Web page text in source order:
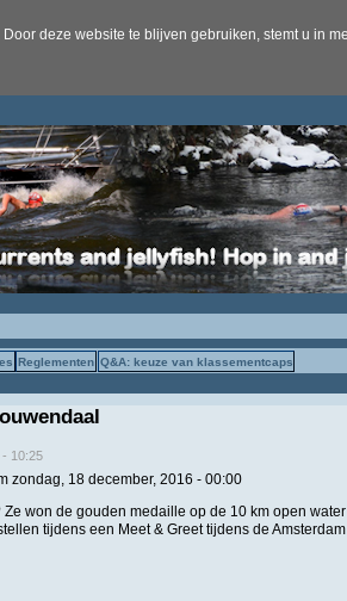
deze website te blijven gebruiken, stemt u in
Reglementen Q&A: keuze van klassementcaps
- 10:25
zondag, 18 december, 2016 - 00:00
won de gouden medaille op de 10 km open
tijdens een Meet & Greet tijdens de